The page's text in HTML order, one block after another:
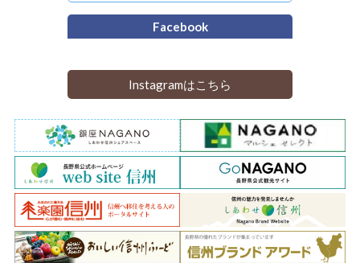
Facebook
Instagramはこちら